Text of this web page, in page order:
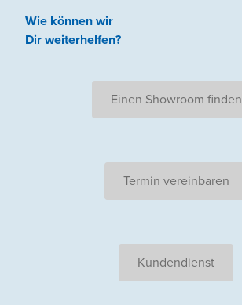
Wie können wir
Dir weiterhelfen?
Einen Showroom finden
Termin vereinbaren
Kundendienst